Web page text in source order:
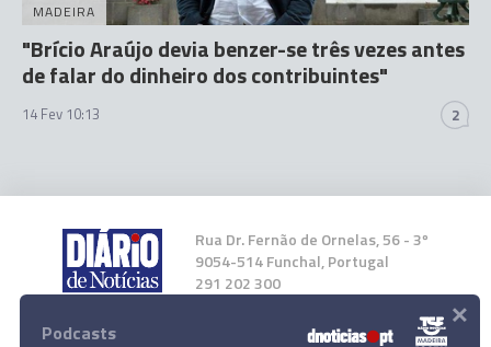
MADEIRA
"Brício Araújo devia benzer-se três vezes antes
de falar do dinheiro dos contribuintes"
14 Fev 10:13 2
Rua Dr. Fernão de Ornelas, 56 - 3º
9054-514 Funchal, Portugal
291 202 300
Instale a nossa App
Podcasts ×